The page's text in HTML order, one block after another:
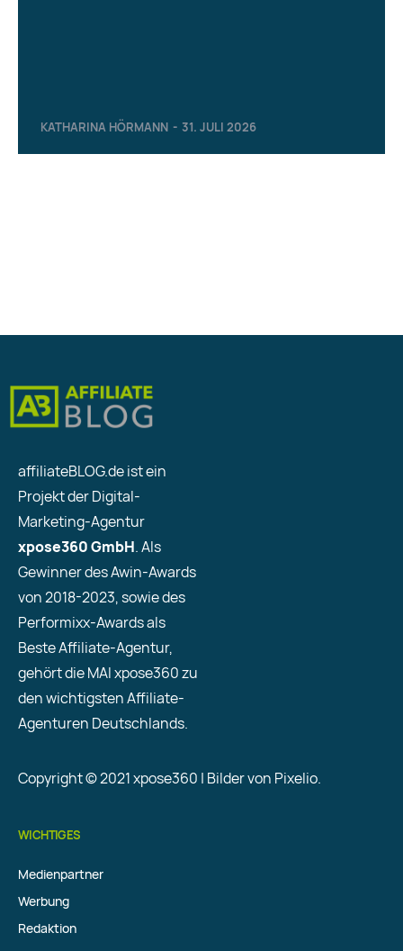
KATHARINA HÖRMANN - 31. JULI 2026
affiliateBLOG.de ist ein
Projekt der Digital-
Marketing-Agentur
xpose360 GmbH. Als
Gewinner des Awin-Awards
von 2018-2023, sowie des
Performixx-Awards als
Beste Affiliate-Agentur,
gehört die MAI xpose360 zu
den wichtigsten Affiliate-
Agenturen Deutschlands.
Copyright © 2021 xpose360 | Bilder von Pixelio.
WICHTIGES
Medienpartner
Werbung
Redaktion